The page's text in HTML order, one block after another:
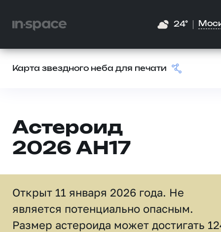
24°
Карта звездного неба для печати
Астероид
2026 AH17
Открыт 11 января 2026 года. Не
является потенциально опасным.
Размер астероида может достигать